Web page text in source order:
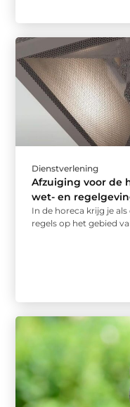
Dienstverlening
Afzuiging voor de
wet- en
In de horeca krijg je
regels op het gebied